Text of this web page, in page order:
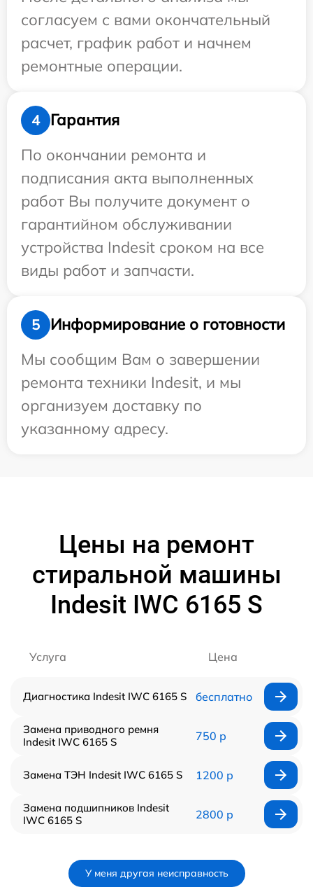
согласуем с вами окончательный
расчет, график работ и начнем
ремонтные операции.
4
Гарантия
По окончании ремонта и
подписания акта выполненных
работ Вы получите документ о
гарантийном обслуживании
устройства Indesit сроком на все
виды работ и запчасти.
5
Информирование о готовности
Мы сообщим Вам о завершении
ремонта техники Indesit, и мы
организуем доставку по
указанному адресу.
Цены на ремонт
стиральной машины
Indesit IWC 6165 S
Услуга Цена
Диагностика Indesit IWC 6165 S бесплатно
Замена приводного ремня
Indesit IWC 6165 S
750 р
Замена ТЭН Indesit IWC 6165 S 1200 р
Замена подшипников Indesit
IWC 6165 S
2800 р
У меня другая неисправность